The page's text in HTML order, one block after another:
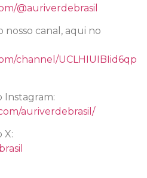
@auriverdebrasil
canal, aqui no
channel/UCLHIUIBIid6qp
Instagram:
auriverdebrasil/
X: